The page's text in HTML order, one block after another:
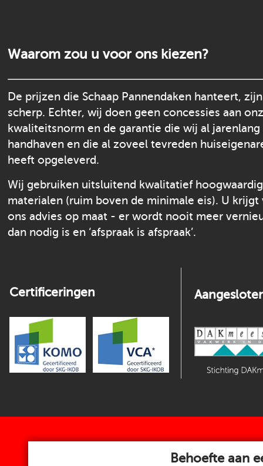
Waarom zou u voor ons kiezen?
De prijzen die Schaap Pannendaken hanteert,
scherp. Echter, wij doen geen concessies aan
kwaliteitsnorm en de garantie die wij al jarenlang
handhaven en die al zoveel tevreden
heeft opgeleverd.
Wij gebruiken uitsluitend kwalitatief
materialen (ruim boven de minimale eis). U krijgt
ons advies op maat - er wordt nooit meer
dan nodig is en ‘afspraak is afspraak’.
Certificeringen
Behoefte aan